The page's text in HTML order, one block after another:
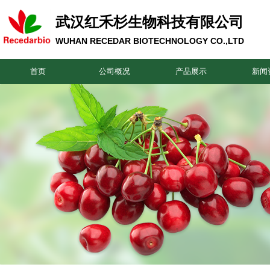
武汉红禾杉生物科技有限公司
WUHAN RECEDAR BIOTECHNOLOGY CO.,LTD
首页 公司概况 产品展示 新闻